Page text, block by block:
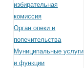
избирательная
комиссия
Орган опеки и
попечительства
Муниципальные услуги
и функции